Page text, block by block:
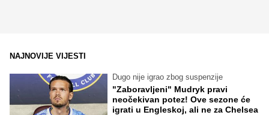
NAJNOVIJE VIJESTI
Dugo nije igrao zbog suspenzije
"Zaboravljeni" Mudryk pravi
neočekivan potez! Ove sezone će
igrati u Engleskoj, ali ne za Chelsea